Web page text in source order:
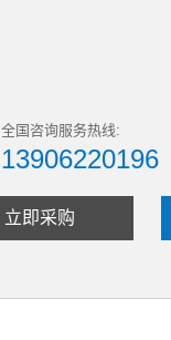
全国咨询服务热线:
13906220196
立即采购